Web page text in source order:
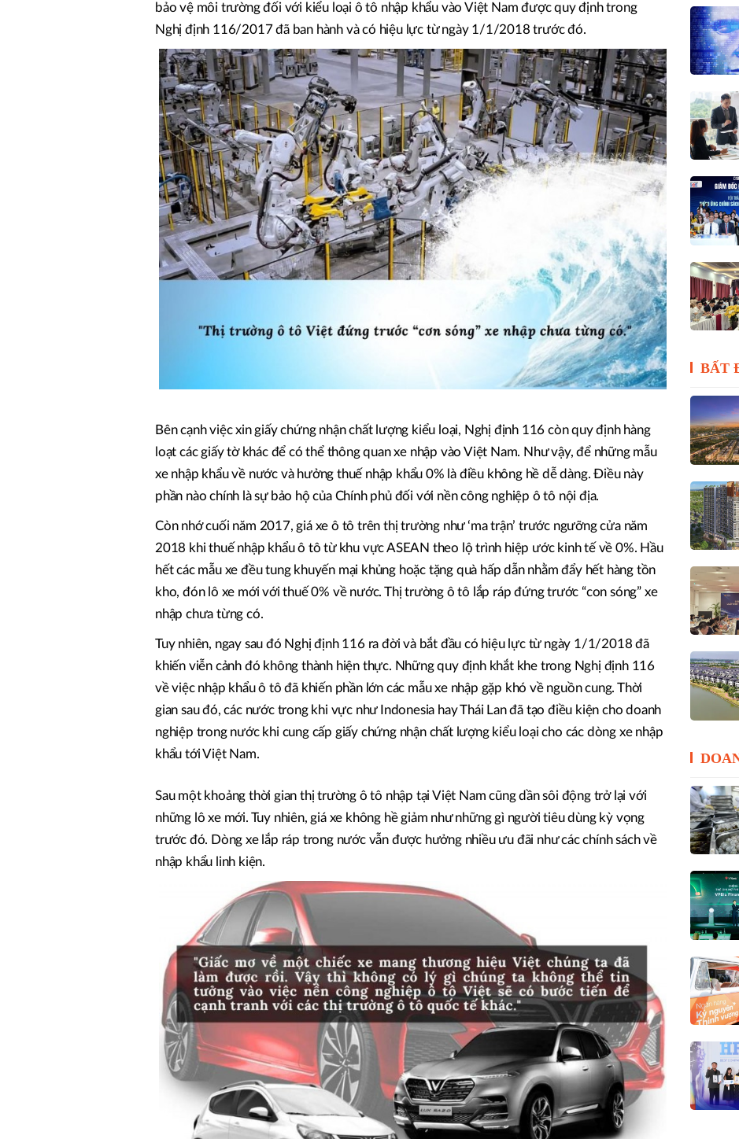
bảo vệ môi trường đối với kiểu loại ô tô nhập khẩu vào Việt Nam được quy định trong
Nghị định 116/2017 đã ban hành và có hiệu lực từ ngày 1/1/2018 trước đó.
Bên cạnh việc xin giấy chứng nhận chất lượng kiểu loại, Nghị định 116 còn quy định hàng
loạt các giấy tờ khác để có thể thông quan xe nhập vào Việt Nam. Như vậy, để những mẫu
xe nhập khẩu về nước và hưởng thuế nhập khẩu 0% là điều không hề dễ dàng. Điều này
phần nào chính là sự bảo hộ của Chính phủ đối với nền công nghiệp ô tô nội địa.
Còn nhớ cuối năm 2017, giá xe ô tô trên thị trường như ‘ma trận’ trước ngưỡng cửa năm
2018 khi thuế nhập khẩu ô tô từ khu vực ASEAN theo lộ trình hiệp ước kinh tế về 0%. Hầu
hết các mẫu xe đều tung khuyến mại khủng hoặc tặng quà hấp dẫn nhằm đẩy hết hàng tồn
kho, đón lô xe mới với thuế 0% về nước. Thị trường ô tô lắp ráp đứng trước “con sóng” xe
nhập chưa từng có.
Tuy nhiên, ngay sau đó Nghị định 116 ra đời và bắt đầu có hiệu lực từ ngày 1/1/2018 đã
khiến viễn cảnh đó không thành hiện thực. Những quy định khắt khe trong Nghị định 116
về việc nhập khẩu ô tô đã khiến phần lớn các mẫu xe nhập gặp khó về nguồn cung. Thời
gian sau đó, các nước trong khi vực như Indonesia hay Thái Lan đã tạo điều kiện cho doanh
nghiệp trong nước khi cung cấp giấy chứng nhận chất lượng kiểu loại cho các dòng xe nhập
khẩu tới Việt Nam.
Sau một khoảng thời gian thị trường ô tô nhập tại Việt Nam cũng dần sôi động trở lại với
những lô xe mới. Tuy nhiên, giá xe không hề giảm như những gì người tiêu dùng kỳ vọng
trước đó. Dòng xe lắp ráp trong nước vẫn được hưởng nhiều ưu đãi như các chính sách về
nhập khẩu linh kiện.
BẤT